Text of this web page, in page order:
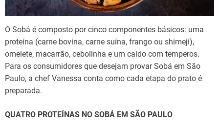
O Sobá é composto por cinco componentes básicos: uma
proteína (carne bovina, carne suína, frango ou shimeji),
omelete, macarrão, cebolinha e um caldo com temperos.
Para os consumidores que desejam provar Sobá em São
Paulo, a chef Vanessa conta como cada etapa do prato é
preparada.
QUATRO PROTEÍNAS NO SOBÁ EM SÃO PAULO